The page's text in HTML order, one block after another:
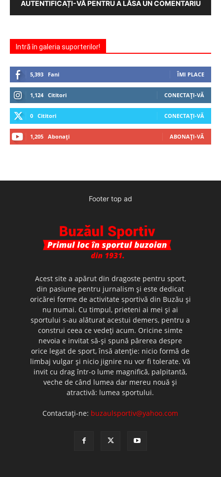
AUTENTIFICAȚI-VĂ PENTRU A LĂSA UN COMENTARIU
Intră în galeria suporterilor!
5,393 Fani ÎMI PLACE
1,124 Cititori CONECTAȚI-VĂ
0 Cititori CONECTAȚI-VĂ
1,205 Abonați ABONAȚI-VĂ
Footer top ad
Acest site a apărut din dragoste pentru sport,
din pasiune pentru jurnalism şi este dedicat
oricărei forme de activitate sportivă din Buzău şi
nu numai. Cu timpul, prieteni ai mei şi ai
sportului s-au alăturat acestui demers, pentru a
construi ceea ce vedeţi acum. Oricine simte
nevoia e invitat să-şi spună părerea despre
orice legat de sport, însă atenţie: nicio formă de
limbaj vulgar şi nicio jignire nu vor fi tolerate. Vă
invit cu drag într-o lume magnifică, palpitantă,
veche de când lumea dar mereu nouă şi
atractivă: lumea sportului.
Contactați-ne: buzaulsportiv@yahoo.com